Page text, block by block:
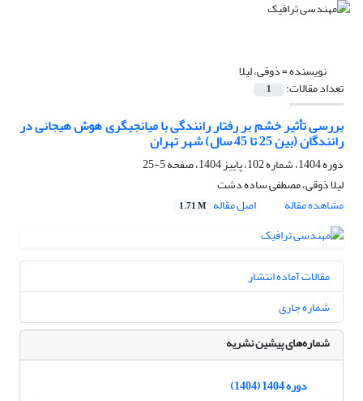
نویسنده =ذوقی، لیلا
تعداد مقالات: 1
بررسی تأثیر خشم بر رفتار رانندگی با میانجیگری هوش هیجانی در
رانندگان (بین 25 تا 45 سال) شهر تهران
دوره 1404، شماره 102، پاییز 1404، صفحه
5-25
لیلا ذوقی، مصطفی ساده دشت
مشاهده مقاله
اصل مقاله 1.71 M
مقالات آماده انتشار
شماره جاری
شماره‌های پیشین نشریه
دوره 1404 (1404)